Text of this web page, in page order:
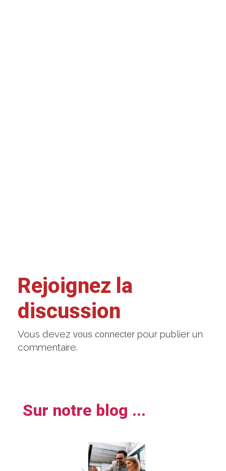
Rejoignez la
discussion
Vous devez vous connecter pour publier un
commentaire.
Sur notre blog ...